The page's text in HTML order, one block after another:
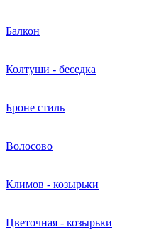
Балкон
Колтуши - беседка
Броне стиль
Волосово
Климов - козырьки
Цветочная - козырьки